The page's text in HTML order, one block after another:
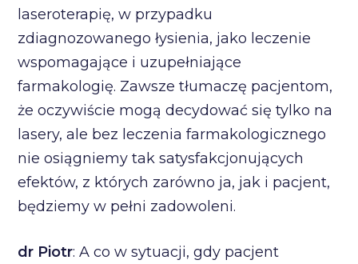
laseroterapię, w przypadku
zdiagnozowanego łysienia, jako leczenie
wspomagające i uzupełniające
farmakologię. Zawsze tłumaczę pacjentom,
że oczywiście mogą decydować się tylko na
lasery, ale bez leczenia farmakologicznego
nie osiągniemy tak satysfakcjonujących
efektów, z których zarówno ja, jak i pacjent,
będziemy w pełni zadowoleni.
dr Piotr: A co w sytuacji, gdy pacjent